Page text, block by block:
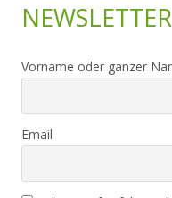
NEWSLETTER
Vorname oder ganzer
Email